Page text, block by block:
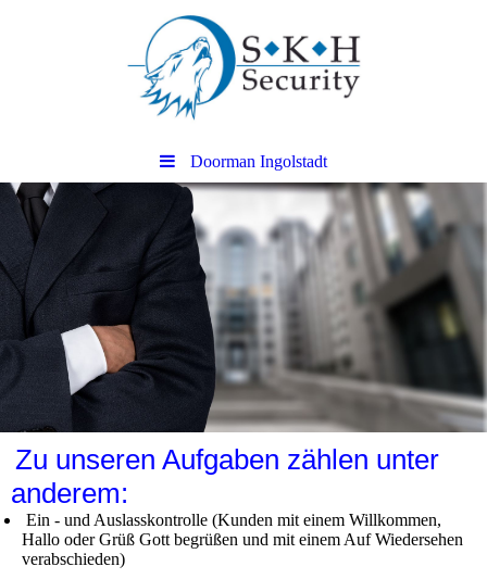
Doorman Ingolstadt
Zu unseren Aufgaben zählen unter
anderem:
Ein - und Auslasskontrolle (Kunden mit einem Willkommen,
Hallo oder Grüß Gott begrüßen und mit einem Auf Wiedersehen
verabschieden)